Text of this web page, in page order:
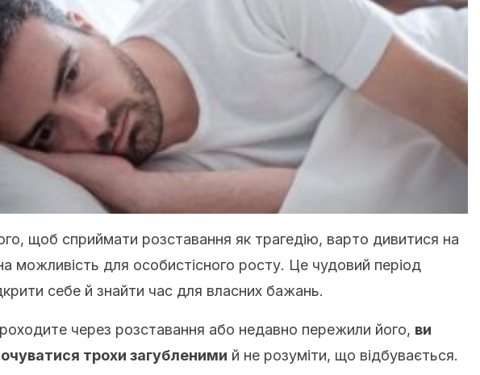
щоб сприймати розставання як трагедію, варто дивитися на
можливість для особистісного росту. Це чудовий період
себе й знайти час для власних бажань.
через розставання або недавно пережили його, ви
трохи загубленими й не розуміти, що відбувається.